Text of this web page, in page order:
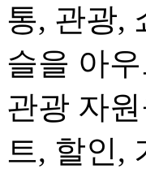
통, 관광,
슬을 아
관광 자
트, 할인,